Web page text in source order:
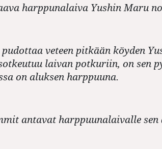
harppunalaiva Yushin Maru
veteen pitkään köyden
laivan potkuriin, on sen
on aluksen harppuuna.
antavat harppuunalaivalle sen